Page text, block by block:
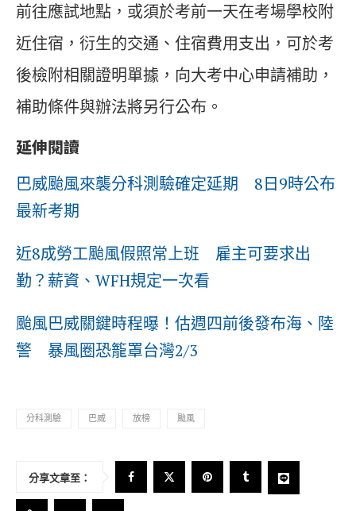
前往應試地點，或須於考前一天在考場學校附
近住宿，衍生的交通、住宿費用支出，可於考
後檢附相關證明單據，向大考中心申請補助，
補助條件與辦法將另行公布。
延伸閱讀
巴威颱風來襲分科測驗確定延期 8日9時公布
最新考期
近8成勞工颱風假照常上班 雇主可要求出
勤？薪資、WFH規定一次看
颱風巴威關鍵時程曝！估週四前後發布海、陸
警 暴風圈恐籠罩台灣2/3
分科測驗 巴威 放榜 颱風
分享文章至：